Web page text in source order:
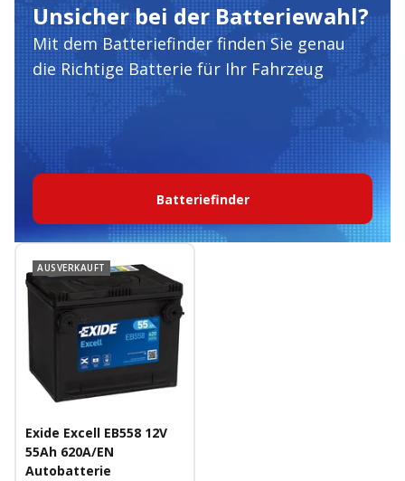
Unsicher bei der Batteriewahl?
Mit dem Batteriefinder finden Sie genau
die Richtige Batterie für Ihr Fahrzeug
Batteriefinder
AUSVERKAUFT
Exide Excell EB558 12V
55Ah 620A/EN
Autobatterie